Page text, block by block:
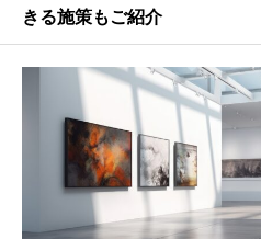
きる施策もご紹介